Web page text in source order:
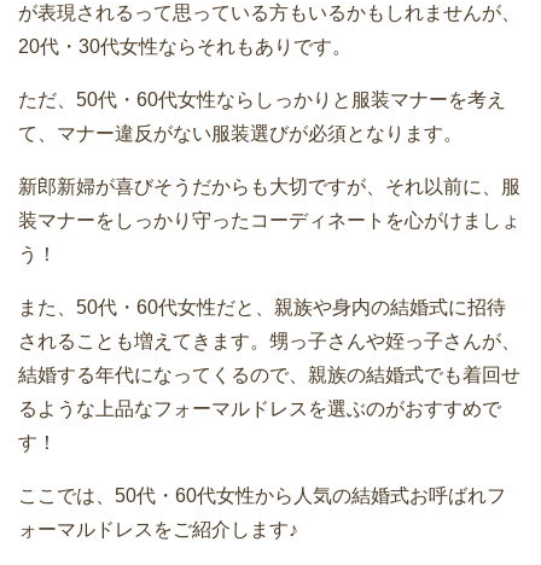
が表現されるって思っている方もいるかもしれませんが、
20代・30代女性ならそれもありです。
ただ、50代・60代女性ならしっかりと服装マナーを考え
て、マナー違反がない服装選びが必須となります。
新郎新婦が喜びそうだからも大切ですが、それ以前に、服
装マナーをしっかり守ったコーディネートを心がけましょ
う！
また、50代・60代女性だと、親族や身内の結婚式に招待
されることも増えてきます。甥っ子さんや姪っ子さんが、
結婚する年代になってくるので、親族の結婚式でも着回せ
るような上品なフォーマルドレスを選ぶのがおすすめで
す！
ここでは、50代・60代女性から人気の結婚式お呼ばれフ
ォーマルドレスをご紹介します♪